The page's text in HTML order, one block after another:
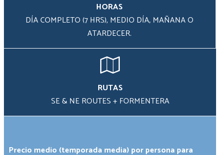
HORAS
DÍA COMPLETO (7 HRS), MEDIO DÍA, MAÑANA O
ATARDECER.
RUTAS
SE & NE ROUTES + FORMENTERA
Precio medio (temporada media) por persona para